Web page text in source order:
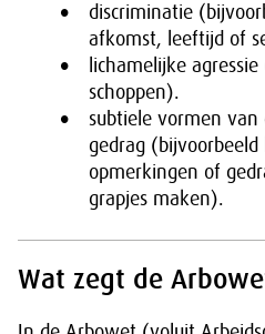
discriminatie
afkomst, leeftijd of
lichamelijke
schoppen).
subtiele vormen van
gedrag
opmerkingen of
grapjes maken).
Wat zegt de